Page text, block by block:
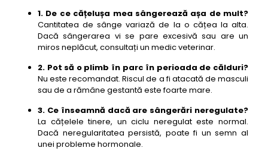
1. De ce cățelușa mea sângerează așa de mult?
Cantitatea de sânge variază de la o cățea la alta.
Dacă sângerarea vi se pare excesivă sau are un
miros neplăcut, consultați un medic veterinar.
2. Pot să o plimb în parc în perioada de călduri?
Nu este recomandat. Riscul de a fi atacată de masculi
sau de a rămâne gestantă este foarte mare.
3. Ce înseamnă dacă are sângerări neregulate?
La cățelele tinere, un ciclu neregulat este normal.
Dacă neregularitatea persistă, poate fi un semn al
unei probleme hormonale.